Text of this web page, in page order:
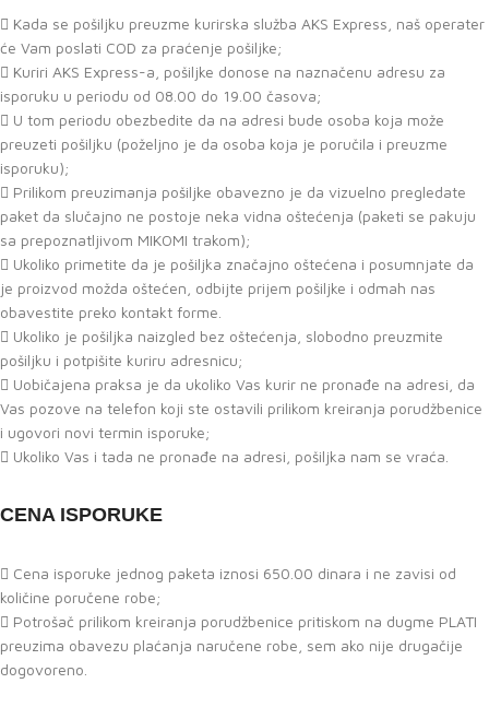
Kada se pošiljku preuzme kurirska služba AKS Express, naš operater
će Vam poslati COD za praćenje pošiljke;
Kuriri AKS Express-a, pošiljke donose na naznačenu adresu za
isporuku u periodu od 08.00 do 19.00 časova;
U tom periodu obezbedite da na adresi bude osoba koja može
preuzeti pošiljku (poželjno je da osoba koja je poručila i preuzme
isporuku);
Prilikom preuzimanja pošiljke obavezno je da vizuelno pregledate
paket da slučajno ne postoje neka vidna oštećenja (paketi se pakuju
sa prepoznatljivom MIKOMI trakom);
Ukoliko primetite da je pošiljka značajno oštećena i posumnjate da
je proizvod možda oštećen, odbijte prijem pošiljke i odmah nas
obavestite preko kontakt forme.
Ukoliko je pošiljka naizgled bez oštećenja, slobodno preuzmite
pošiljku i potpišite kuriru adresnicu;
Uobičajena praksa je da ukoliko Vas kurir ne pronađe na adresi, da
Vas pozove na telefon koji ste ostavili prilikom kreiranja porudžbenice
i ugovori novi termin isporuke;
Ukoliko Vas i tada ne pronađe na adresi, pošiljka nam se vraća.
CENA ISPORUKE
Cena isporuke jednog paketa iznosi 650.00 dinara i ne zavisi od
količine poručene robe;
Potrošač prilikom kreiranja porudžbenice pritiskom na dugme PLATI
preuzima obavezu plaćanja naručene robe, sem ako nije drugačije
dogovoreno.